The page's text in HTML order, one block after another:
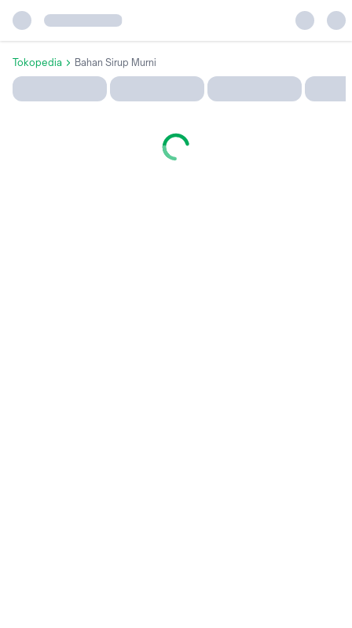
Tokopedia Bahan Sirup Murni